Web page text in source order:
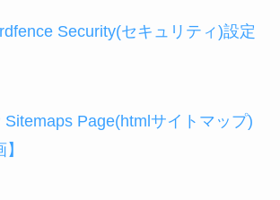
Security(セキュリティ)設定
Sitemaps Page(htmlサイトマップ)